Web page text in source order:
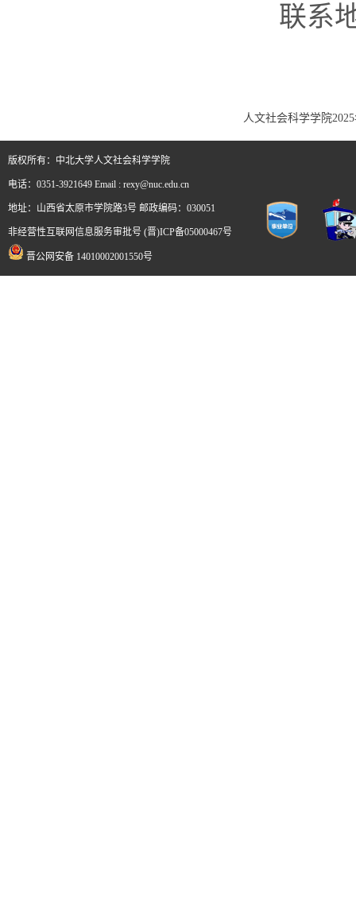
联系
人文社会科学学院
版权所有：中北大学人文社会科学学院
电话：0351-3921649 Email : rexy@nuc.edu.cn
地址：山西省太原市学院路3号 邮政编码：030051
非经营性互联网信息服务审批号 (晋)ICP备05000467号
晋公网安备 14010002001550号